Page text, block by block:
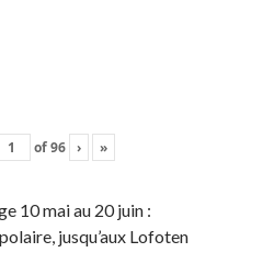
of96 › »
10 mai au 20 juin :
jusqu’aux Lofoten